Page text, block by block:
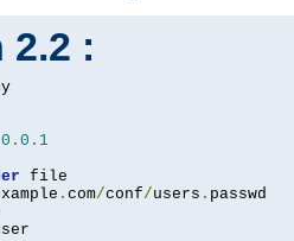
2.2 :
. 0.1
. com/conf/users .